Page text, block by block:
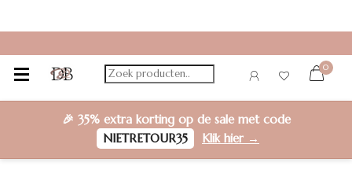
0
🎉 35% extra kortingop de sale met code
NIETRETOUR35
Klik hier →